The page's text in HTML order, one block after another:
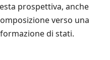
prospettiva, anche
verso una
di stati.